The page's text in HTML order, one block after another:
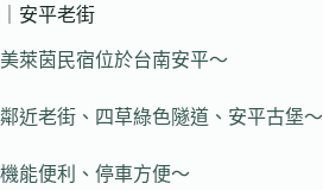
｜安平老街
美萊茵民宿位於台南安平～
鄰近老街、四草綠色隧道、安平古堡～
機能便利、停車方便～